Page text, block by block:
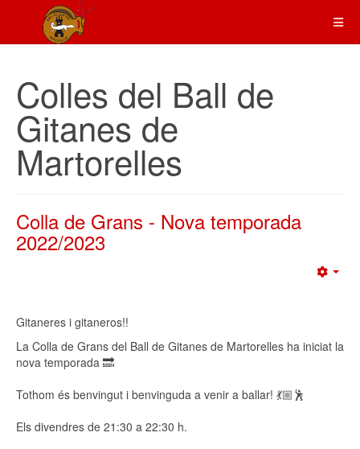
Colles del Ball de
Gitanes de
Martorelles
Colla de Grans - Nova temporada
2022/2023
Gitaneres i gitaneros!!
La Colla de Grans del Ball de Gitanes de Martorelles ha iniciat la
nova temporada 🔜
Tothom és benvingut i benvinguda a venir a ballar! 💃🏼🕺
Els divendres de 21:30 a 22:30 h.